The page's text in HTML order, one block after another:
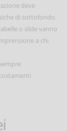
deve
di sottofondo.
o slide vanno
a chi